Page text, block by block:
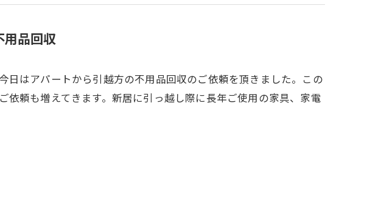
用品回収
日はアパートから引越方の不用品回収のご依頼を頂きました。この
依頼も増えてきます。新居に引っ越し際に長年ご使用の家具、家電